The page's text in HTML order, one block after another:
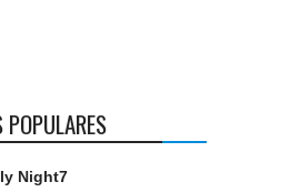
Night7